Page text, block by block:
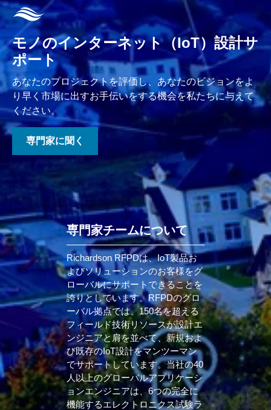
モノのインターネット（IoT）設計サ
ポート
あなたのプロジェクトを評価し、あなたのビジョンをよ
り早く市場に出すお手伝いをする機会を私たちに与えて
ください。
専門家に聞く
専門家チームについて
Richardson RFPDは、IoT製品お
よびソリューションのお客様をグ
ローバルにサポートできることを
誇りとしています。RFPDのグロ
ーバル拠点では、150名を超える
フィールド技術リソースが設計エ
ンジニアと肩を並べて、新規およ
び既存のIoT設計をマンツーマン
でサポートしています。当社の40
人以上のグローバルアプリケーシ
ョンエンジニアは、6つの完全に
機能するエレクトロニクス試験ラ